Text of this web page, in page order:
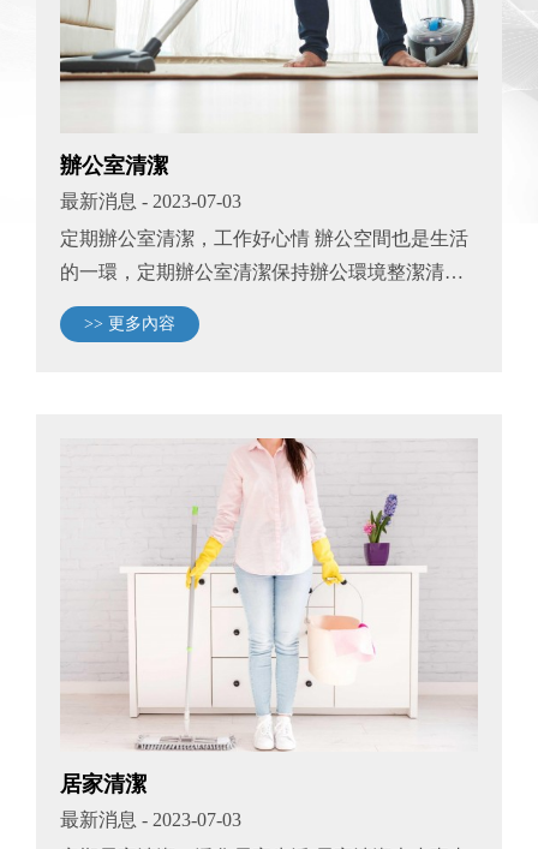
辦公室清潔
最新消息 - 2023-07-03
定期辦公室清潔，工作好心情 辦公空間也是生活
的一環，定期辦公室清潔保持辦公環境整潔清
爽，給予自己工作好心情，提升辦公效率!
>> 更多內容
居家清潔
最新消息 - 2023-07-03